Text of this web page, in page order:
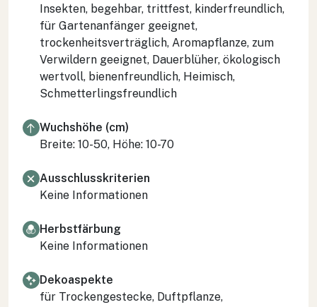
Insekten, begehbar, trittfest, kinderfreundlich,
für Gartenanfänger geeignet,
trockenheitsverträglich, Aromapflanze, zum
Verwildern geeignet, Dauerblüher, ökologisch
wertvoll, bienenfreundlich, Heimisch,
Schmetterlingsfreundlich
Wuchshöhe (cm)
Breite: 10-50, Höhe: 10-70
Ausschlusskriterien
Keine Informationen
Herbstfärbung
Keine Informationen
Dekoaspekte
für Trockengestecke, Duftpflanze,